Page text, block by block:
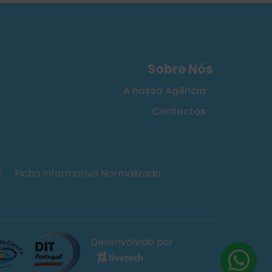
Sobre Nós
A nossa Agência
Contactos
Ficha Informativa Normalizada
Desenvolvido por